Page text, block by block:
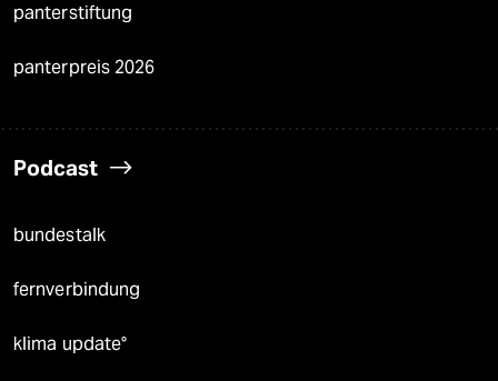
panterstiftung
panterpreis 2026
Podcast
bundestalk
fernverbindung
klima update°